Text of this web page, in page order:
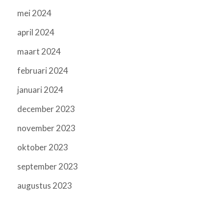
mei 2024
april 2024
maart 2024
februari 2024
januari 2024
december 2023
november 2023
oktober 2023
september 2023
augustus 2023